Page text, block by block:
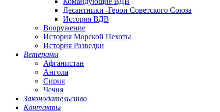
Десантники -Герои Советского Союза
История ВДВ
Вооружение
История Морской Пехоты
История Разведки
Ветераны
Афганистан
Ангола
Сирия
Чечня
Законодательство
Контакты